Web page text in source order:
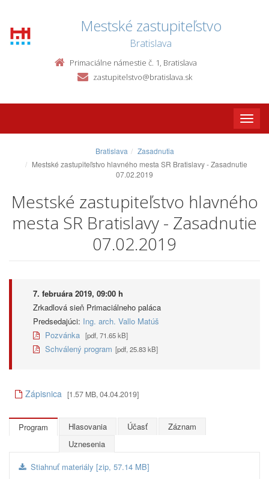
Mestské zastupiteľstvo
Bratislava
Primaciálne námestie č. 1, Bratislava
zastupitelstvo@bratislava.sk
Toggle
Bratislava
Zasadnutia
Mestské zastupiteľstvo hlavného mesta SR Bratislavy - Zasadnutie
07.02.2019
Mestské zastupiteľstvo hlavného
mesta SR Bratislavy - Zasadnutie
07.02.2019
7. februára 2019, 09:00 h
Zrkadlová sieň Primaciálneho paláca
Predsedajúci: Ing. arch. Vallo Matúš
Pozvánka [pdf, 71.65 kB]
Schválený program [pdf, 25.83 kB]
Zápisnica [1.57 MB, 04.04.2019]
Program Hlasovania Účasť
Záznam
Uznesenia
Stiahnuť materiály [zip, 57.14 MB]